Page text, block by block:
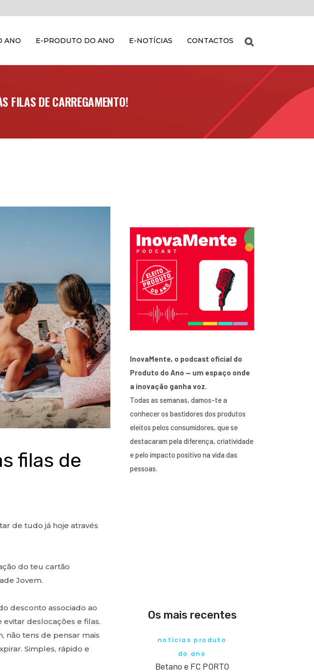
ANO E-PRODUTO DO ANO E-NOTÍCIAS CONTACTOS
FILAS DE CARREGAMENTO!
filas de
de tudo já hoje através
do teu cartão
Jovem.
desconto associado ao
deslocações e filas.
não tens de pensar mais
Simples, rápido e
InovaMente, o podcast oficial do
Produto do Ano — um espaço onde
a inovação ganha voz.
Todas as semanas, damos-te a
conhecer os bastidores dos produtos
eleitos pelos consumidores, que se
destacaram pela diferença, criatividade
e pelo impacto positivo na vida das
pessoas.
Os mais recentes
notícias produto
do ano
Betano e FC PORTO